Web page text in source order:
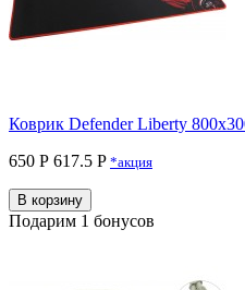
Коврик Defender Liberty
650 Р 617.5 P *акция
В корзину
Подарим 1 бонусов